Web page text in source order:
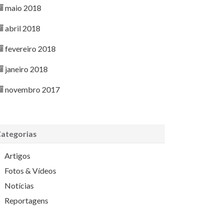
maio 2018
abril 2018
fevereiro 2018
janeiro 2018
novembro 2017
Artigos
Fotos & Vídeos
Notícias
Reportagens